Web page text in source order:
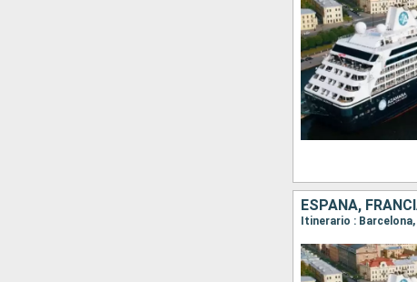
ESPAÑA,
Itinerario :